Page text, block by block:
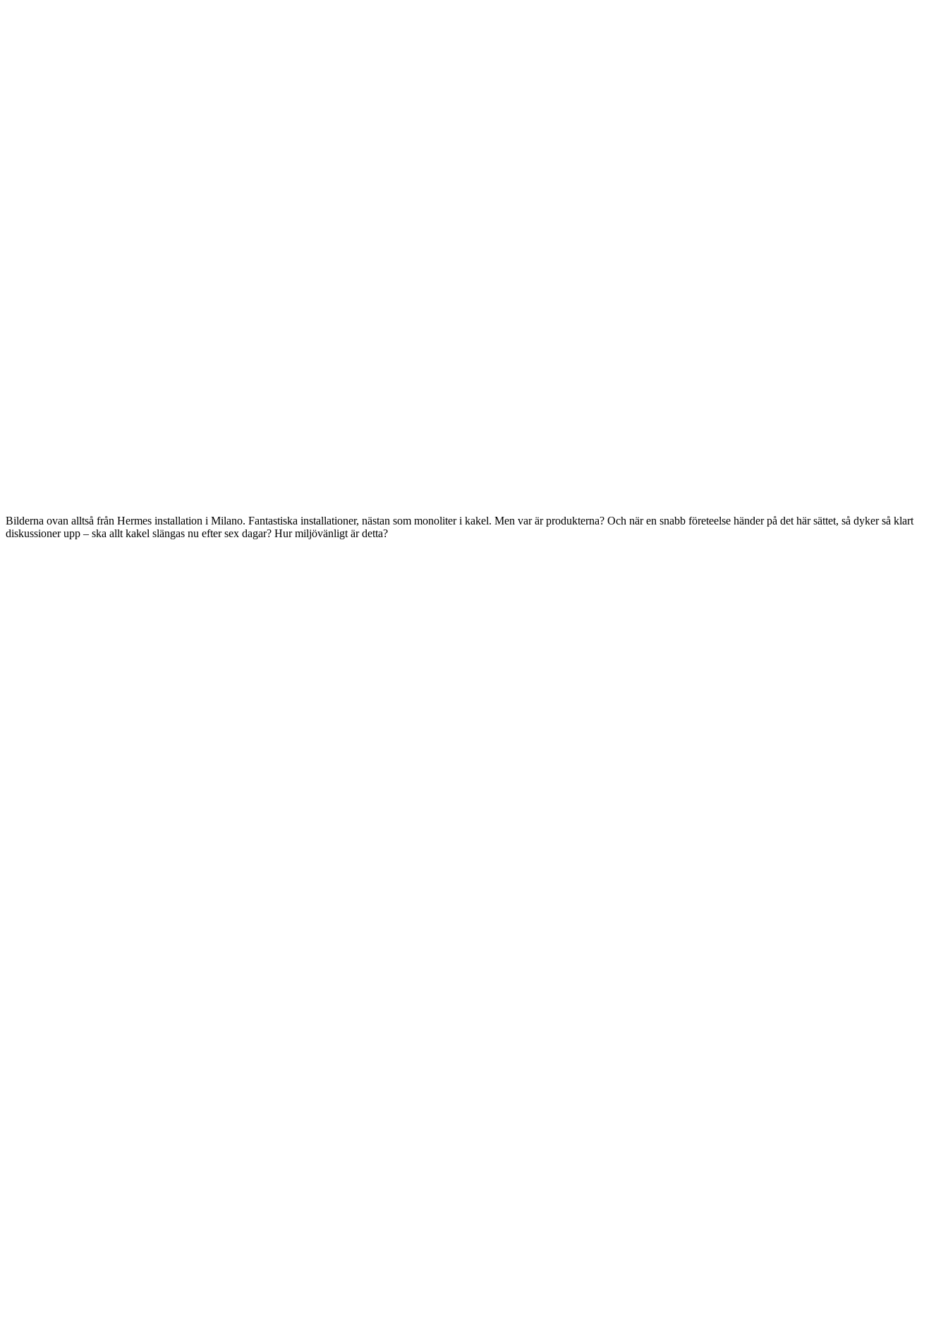
Bilderna ovan alltså från Hermes installation i Milano. Fantastiska installationer, nästan som monoliter i kakel. Men var är produkterna? Och när en snabb företeelse händer på det här sättet, så dyker så klart
diskussioner upp – ska allt kakel slängas nu efter sex dagar? Hur miljövänligt är detta?